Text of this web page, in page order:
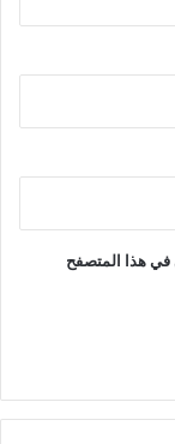
في هذا المتصفح